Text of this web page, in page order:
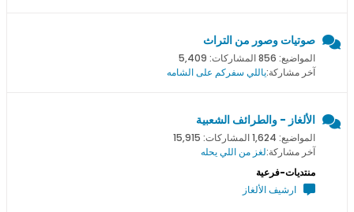
صوتيات وصور من التراث
المواضيع: 856 المشاركات: 5,409
آخر مشاركة:ياللي سفركم على الشامه
الألغاز - والطرائف الشعبية
المواضيع: 1,624 المشاركات: 15,915
آخر مشاركة:لغز من اللي يحله
منتديات-فرعية
ارشيف الألغاز